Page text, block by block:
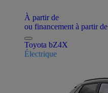
À partir de
ou financement à partir de
Toyota bZ4X
Électrique